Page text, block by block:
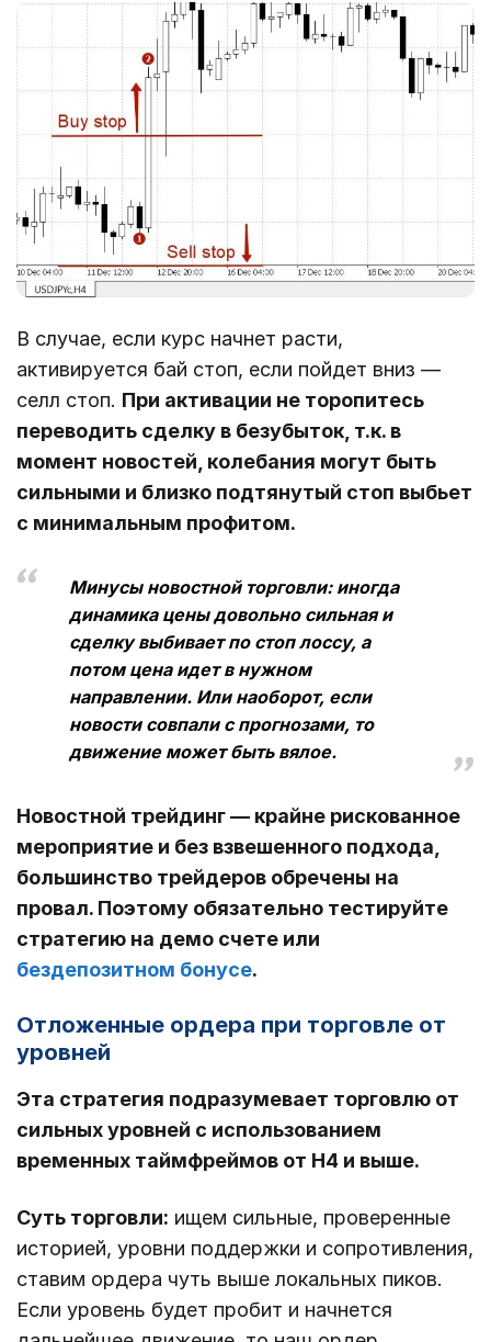
В случае, если курс начнет расти,
активируется бай стоп, если пойдет вниз —
селл стоп. При активации не торопитесь
переводить сделку в безубыток, т.к. в
момент новостей, колебания могут быть
сильными и близко подтянутый стоп выбьет
с минимальным профитом.
Минусы новостной торговли: иногда
динамика цены довольно сильная и
сделку выбивает по стоп лоссу, а
потом цена идет в нужном
направлении. Или наоборот, если
новости совпали с прогнозами, то
движение может быть вялое.
Новостной трейдинг — крайне рискованное
мероприятие и без взвешенного подхода,
большинство трейдеров обречены на
провал. Поэтому обязательно тестируйте
стратегию на демо счете или
бездепозитном бонусе.
Отложенные ордера при торговле от
уровней
Эта стратегия подразумевает торговлю от
сильных уровней с использованием
временных таймфреймов от Н4 и выше.
Суть торговли: ищем сильные, проверенные
историей, уровни поддержки и сопротивления,
ставим ордера чуть выше локальных пиков.
Если уровень будет пробит и начнется